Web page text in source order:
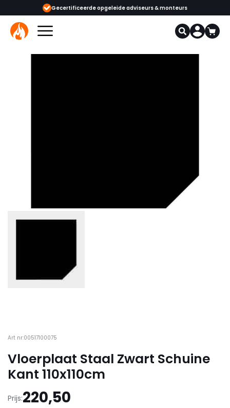
Gecertificeerde opgeleide adviseurs & monteurs
Art nr:00517100075
Vloerplaat Staal Zwart Schuine
Kant 110x110cm
Prijs:220,50